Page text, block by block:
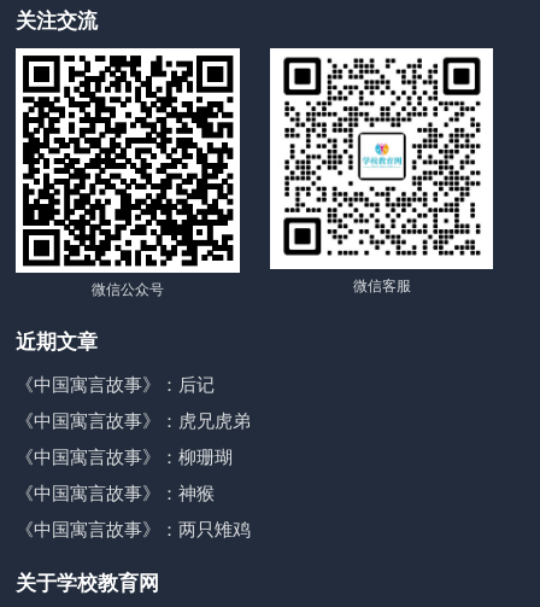
关注交流
微信公众号 微信客服
近期文章
《中国寓言故事》：后记
《中国寓言故事》：虎兄虎弟
《中国寓言故事》：柳珊瑚
《中国寓言故事》：神猴
《中国寓言故事》：两只雉鸡
关于学校教育网